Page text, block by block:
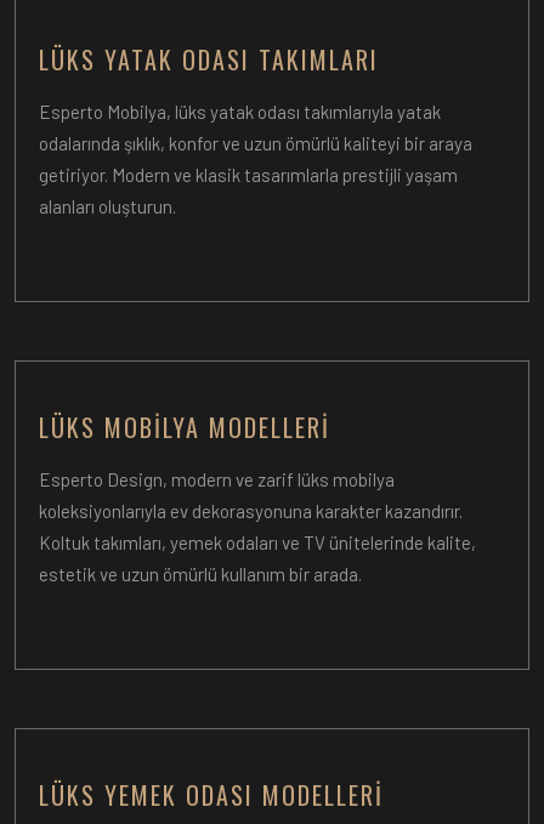
LÜKS YATAK ODASI TAKIMLARI
Esperto Mobilya, lüks yatak odası takımlarıyla yatak
odalarında şıklık, konfor ve uzun ömürlü kaliteyi bir araya
getiriyor. Modern ve klasik tasarımlarla prestijli yaşam
alanları oluşturun.
LÜKS MOBILYA MODELLERI
Esperto Design, modern ve zarif lüks mobilya
koleksiyonlarıyla ev dekorasyonuna karakter kazandırır.
Koltuk takımları, yemek odaları ve TV ünitelerinde kalite,
estetik ve uzun ömürlü kullanım bir arada.
LÜKS YEMEK ODASI MODELLERI